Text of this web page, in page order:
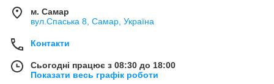
м. Самар
вул.Спаська 8, Самар, Україна
Контакти
Сьогодні працює з 08:30 до 18:00
Показати весь графік роботи